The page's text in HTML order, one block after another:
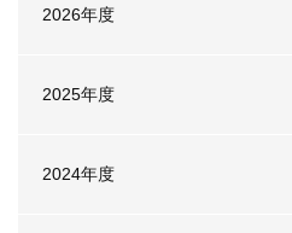
2026年度
2025年度
2024年度